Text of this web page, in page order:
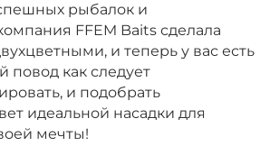
рыбалок и
FFEM Baits сделала
и теперь у вас есть
повод как следует
и подобрать
идеальной насадки для
мечты!